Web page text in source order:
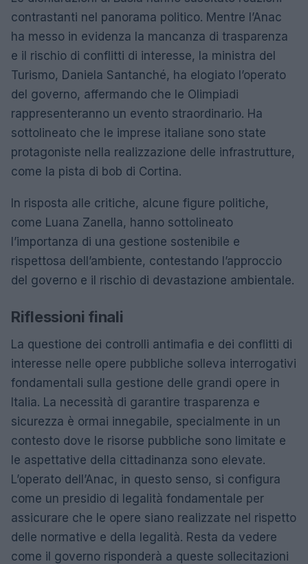
contrastanti nel panorama politico. Mentre l’Anac
ha messo in evidenza la mancanza di trasparenza
e il rischio di conflitti di interesse, la ministra del
Turismo, Daniela Santanché, ha elogiato l’operato
del governo, affermando che le Olimpiadi
rappresenteranno un evento straordinario. Ha
sottolineato che le imprese italiane sono state
protagoniste nella realizzazione delle infrastrutture,
come la pista di bob di Cortina.
In risposta alle critiche, alcune figure politiche,
come Luana Zanella, hanno sottolineato
l’importanza di una gestione sostenibile e
rispettosa dell’ambiente, contestando l’approccio
del governo e il rischio di devastazione ambientale.
Riflessioni finali
La questione dei controlli antimafia e dei conflitti di
interesse nelle opere pubbliche solleva interrogativi
fondamentali sulla gestione delle grandi opere in
Italia. La necessità di garantire trasparenza e
sicurezza è ormai innegabile, specialmente in un
contesto dove le risorse pubbliche sono limitate e
le aspettative della cittadinanza sono elevate.
L’operato dell’Anac, in questo senso, si configura
come un presidio di legalità fondamentale per
assicurare che le opere siano realizzate nel rispetto
delle normative e della legalità. Resta da vedere
come il governo risponderà a queste sollecitazioni